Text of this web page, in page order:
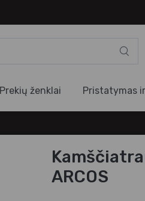
Prekių ženklai Pristatymas
ARCOS